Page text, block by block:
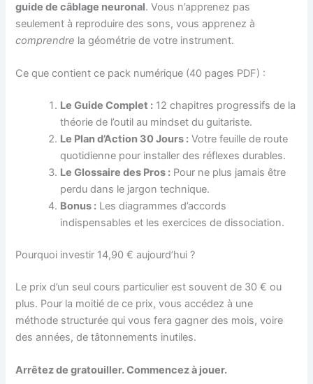
guide de câblage neuronal. Vous n’apprenez pas
seulement à reproduire des sons, vous apprenez à
comprendre la géométrie de votre instrument.
Ce que contient ce pack numérique (40 pages PDF) :
Le Guide Complet : 12 chapitres progressifs de la
théorie de l’outil au mindset du guitariste.
Le Plan d’Action 30 Jours : Votre feuille de route
quotidienne pour installer des réflexes durables.
Le Glossaire des Pros : Pour ne plus jamais être
perdu dans le jargon technique.
Bonus : Les diagrammes d’accords
indispensables et les exercices de dissociation.
Pourquoi investir 14,90 € aujourd’hui ?
Le prix d’un seul cours particulier est souvent de 30 € ou
plus. Pour la moitié de ce prix, vous accédez à une
méthode structurée qui vous fera gagner des mois, voire
des années, de tâtonnements inutiles.
Arrêtez de gratouiller. Commencez à jouer.